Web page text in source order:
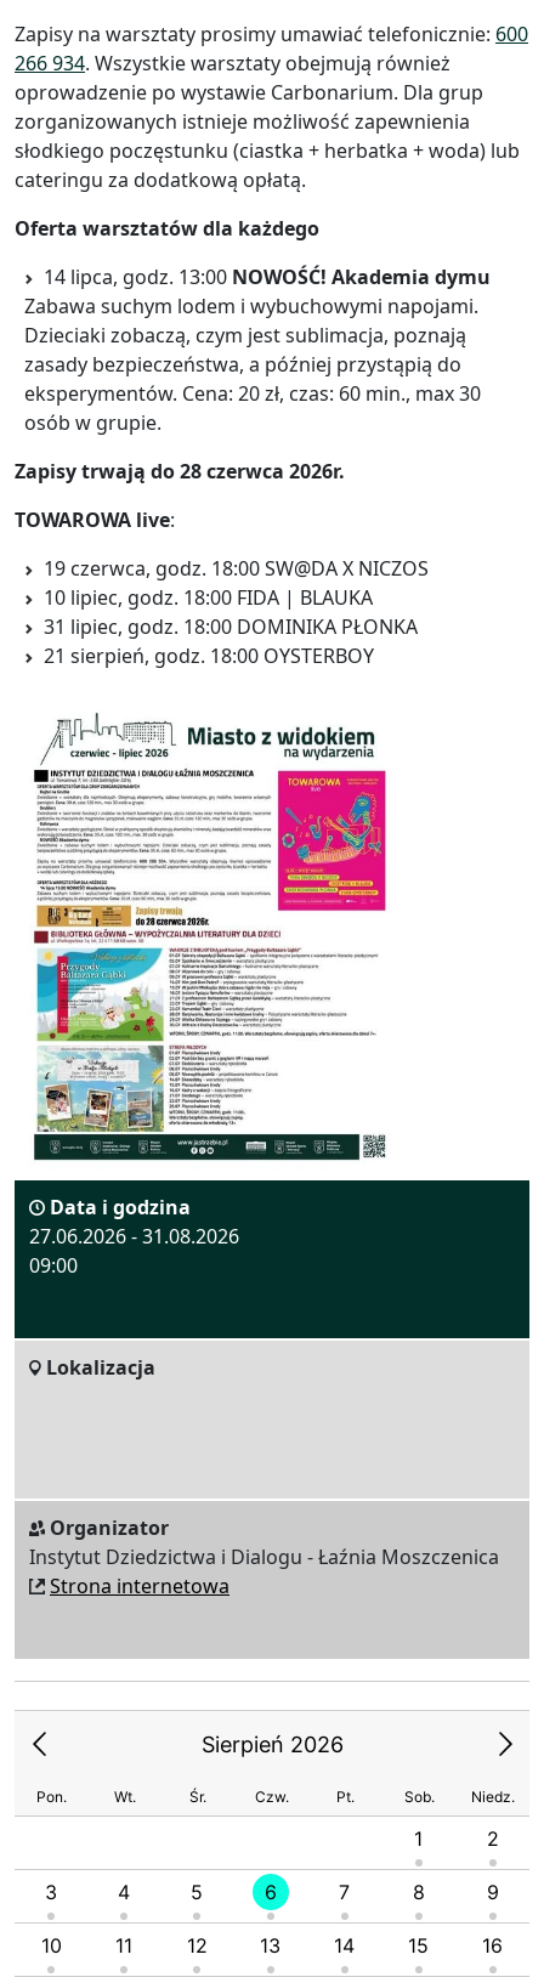
Zapisy na warsztaty prosimy umawiać telefonicznie: 600
266 934. Wszystkie warsztaty obejmują również
oprowadzenie po wystawie Carbonarium. Dla grup
zorganizowanych istnieje możliwość zapewnienia
słodkiego poczęstunku (ciastka + herbatka + woda) lub
cateringu za dodatkową opłatą.
Oferta warsztatów dla każdego
14 lipca, godz. 13:00 NOWOŚĆ! Akademia dymu
Zabawa suchym lodem i wybuchowymi napojami.
Dzieciaki zobaczą, czym jest sublimacja, poznają
zasady bezpieczeństwa, a później przystąpią do
eksperymentów. Cena: 20 zł, czas: 60 min., max 30
osób w grupie.
Zapisy trwają do 28 czerwca 2026r.
TOWAROWA live:
19 czerwca, godz. 18:00 SW@DA X NICZOS
10 lipiec, godz. 18:00 FIDA | BLAUKA
31 lipiec, godz. 18:00 DOMINIKA PŁONKA
21 sierpień, godz. 18:00 OYSTERBOY
Data i godzina
27.06.2026 - 31.08.2026
09:00
Lokalizacja
Organizator
Instytut Dziedzictwa i Dialogu - Łaźnia Moszczenica
Strona internetowa
Sierpień 2026
Pon. Wt. Śr. Czw. Pt. Sob. Niedz.
1 2
3 4 5 6 7 8 9
10 11 12 13 14 15 16